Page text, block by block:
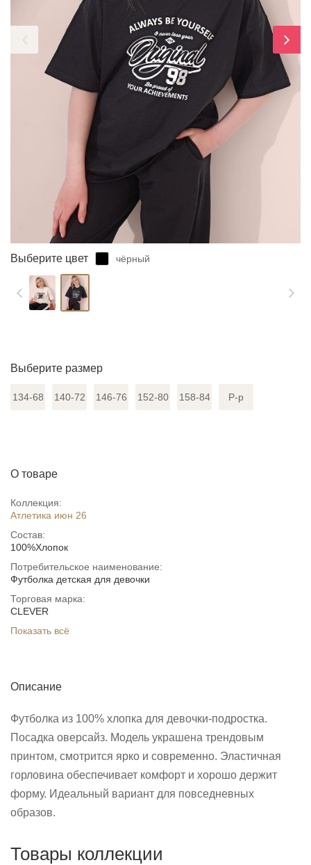
Выберите цвет чёрный
Выберите размер
134-68 140-72 146-76 152-80 158-84 Р-р
О товаре
Коллекция:
Атлетика июн 26
Состав:
100%Хлопок
Потребительское наименование:
Футболка детская для девочки
Торговая марка:
CLEVER
Показать всё
Описание
Футболка из 100% хлопка для девочки-подростка.
Посадка оверсайз. Модель украшена трендовым
принтом, смотрится ярко и современно. Эластичная
горловина обеспечивает комфорт и хорошо держит
форму. Идеальный вариант для повседневных
образов.
Товары коллекции